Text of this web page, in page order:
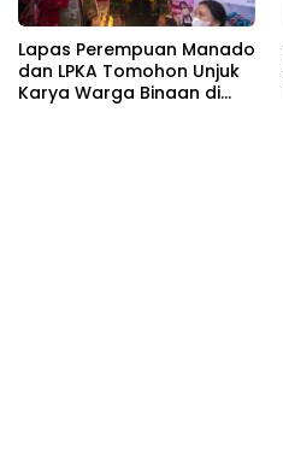
Lapas Perempuan Manado
dan LPKA Tomohon Unjuk
Karya Warga Binaan di